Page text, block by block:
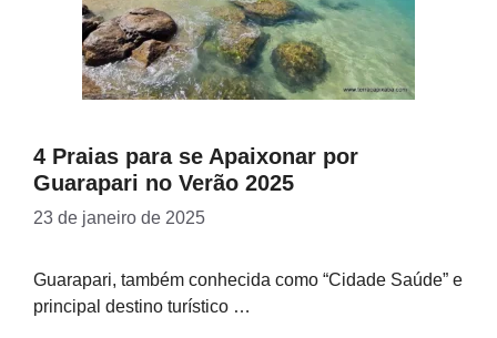
4 Praias para se Apaixonar por
Guarapari no Verão 2025
23 de janeiro de 2025
Guarapari, também conhecida como “Cidade Saúde” e
principal destino turístico …